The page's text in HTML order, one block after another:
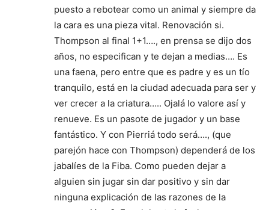
puesto a rebotear como un animal y siempre da
la cara es una pieza vital. Renovación si.
Thompson al final 1+1…., en prensa se dijo dos
años, no especifican y te dejan a medias…. Es
una faena, pero entre que es padre y es un tío
tranquilo, está en la ciudad adecuada para ser y
ver crecer a la criatura….. Ojalá lo valore así y
renueve. Es un pasote de jugador y un base
fantástico. Y con Pierriá todo será…., (que
parejón hace con Thompson) dependerá de los
jabalíes de la Fiba. Como pueden dejar a
alguien sin jugar sin dar positivo y sin dar
ninguna explicación de las razones de la